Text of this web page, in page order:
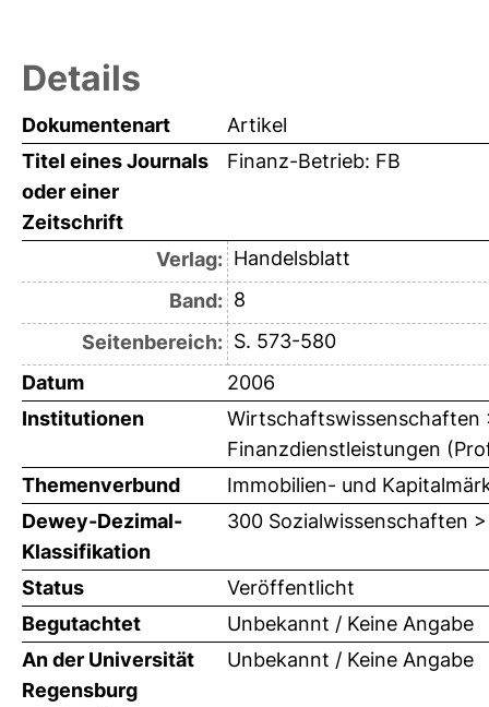
Details
Dokumentenart
Artikel
Titel eines Journals
oder einer
Zeitschrift
Finanz-Betrieb: FB
Verlag: Handelsblatt
Band: 8
Seitenbereich: S. 573-580
Datum
2006
Institutionen
Finanzdienstleistungen
Themenverbund
Immobilien- und
Dewey-Dezimal-
Klassifikation
300 Sozialwissenschaften
Status
Veröffentlicht
Begutachtet
Unbekannt / Keine Angabe
An der Universität
Regensburg
Unbekannt / Keine Angabe